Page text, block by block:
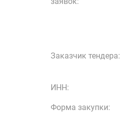
Заказчик тендера:
ИНН:
Форма закупки: